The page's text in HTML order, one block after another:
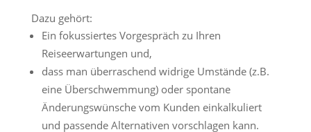
Dazu gehört:
Ein fokussiertes Vorgespräch zu Ihren
Reiseerwartungen und,
dass man überraschend widrige Umstände (z.B.
eine Überschwemmung) oder spontane
Änderungswünsche vom Kunden einkalkuliert
und passende Alternativen vorschlagen kann.